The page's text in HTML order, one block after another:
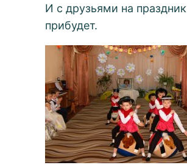
И с друзьями на праздник
прибудет.